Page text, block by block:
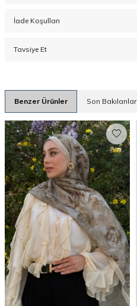
İade Koşulları
Tavsiye Et
Benzer Ürünler Son Bakılanlar